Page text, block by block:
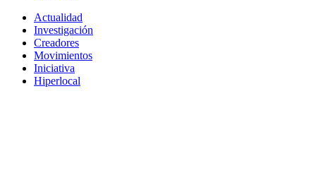
Actualidad
Investigación
Creadores
Movimientos
Iniciativa
Hiperlocal